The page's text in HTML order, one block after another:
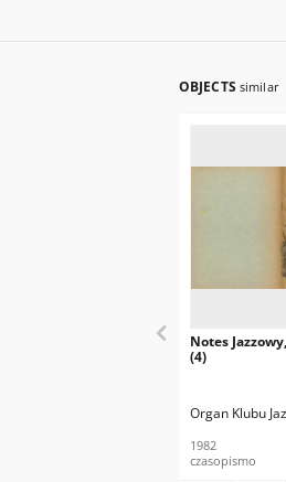
OBJECTS similar
Notes
(4)
Organ Klubu
1982
czasopismo